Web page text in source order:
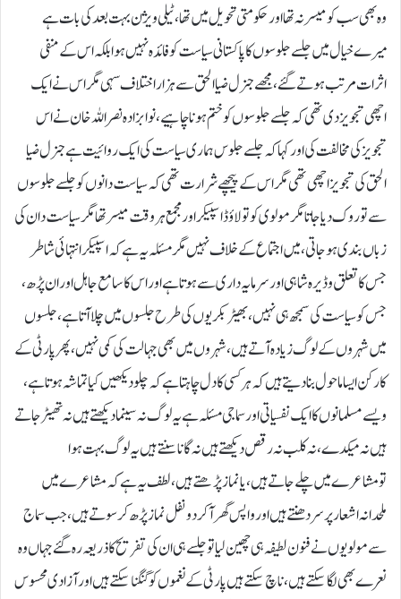
وہ بھی سب کو میسر نہ تھا اور حکومتی تحویل میں تھا، ٹیلی ویژن بہت بعد کی بات ہے
میرے خیال میں جلسے جلوسوں کا پاکستانی سیاست کو فائدہ نہیں ہوا بلکہ اس کے منفی
اثرات مرتب ہوتے گئے، مجھے جنرل ضیا الحق سے ہزار اختلاف سہی مگر اس نے ایک
اچھی تجویز دی تھی کہ جلسے جلوسوں کو ختم ہونا چاہیے ، نوابزادہ نصر اللہ خان نے اس
تجویز کی مخالفت کی اور کہا کہ جلسے جلوس ہماری سیاست کی ایک روائیت ہے جنرل ضیا
الحق کی تجویز اچھی تھی مگر اس کے پیچھے شرارت تھی کہ سیاست دانوں کو جلسے جلوسوں
سے تو روک دیا جاتا مگر مولوی کو تو لاؤڈ اسپیکر اور مجمع ہر وقت میسر تھا مگر سیاست دان کی
زباں بندی ہو جاتی، میں اجتماع کے خلاف نہیں مگر مسئلہ یہ ہے کہ اسپیکر انتہائی شاطر
جس کا تعلق وڈیرہ شاہی اور سرمایہ داری سے ہوتا ہے اور اس کا سامع جاہل اور ان پڑھ ،
جس کو سیاست کی سمجھ ہی نہیں، بھیڑ بکریوں کی طرح جلسوں میں چلا آتا ہے، جلسوں
میں شہروں کے لوگ زیادہ آتے ہیں، شہروں میں بھی جہالت کی کمی نہیں، پھر پارٹی کے
کارکن ایسا ماحول بنا دیتے ہیں کہ ہر کسی کا دل چاہتا ہے کہ چلو دیکھیں کیا تماشہ ہوتا ہے،
ویسے مسلمانوں کا ایک نفسیاتی اور سماجی مسئلہ ہے یہ لوگ نہ سینما دیکھتے ہیں نہ تھیڑ جاتے
ہیں نہ میکدے، نہ کلب نہ رقص دیکھتے ہیں نہ گانا سنتے ہیں یہ لوگ بہت ہوا
تومشاعرے میں چلے جاتے ہیں، یا نماز پڑھتے ہیں ، لطف یہ ہے کہ مشاعرے میں
ملحدانہ اشعارپر سر دھنتے ہیں اور واپس گھر آ کر دو نفل نماز پڑھ کر سوتے ہیں، جب سماج
سے مولویوں نے فنون لطیفہ ہی چھین لیا تو جلسے ہی ان کی تفریح کا ذریعہ رہ گئے جہاں وہ
نعرے بھی لگا سکتے ہیں، ناچ سکتے ہیں پارٹی کے نغموں کو گنگنا سکتے ہیں اور آزادی محسوس